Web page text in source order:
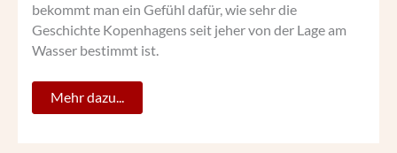
bekommt man ein Gefühl dafür, wie sehr die
Geschichte Kopenhagens seit jeher von der Lage am
Wasser bestimmt ist.
Mehr dazu...